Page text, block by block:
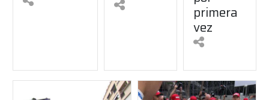
primera
vez